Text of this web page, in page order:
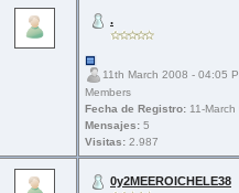
.
11th March 2008 - 04:05
Members
Fecha de Registro: 11-March
Mensajes: 5
Visitas: 2.987
0y2MEEROICHELE38